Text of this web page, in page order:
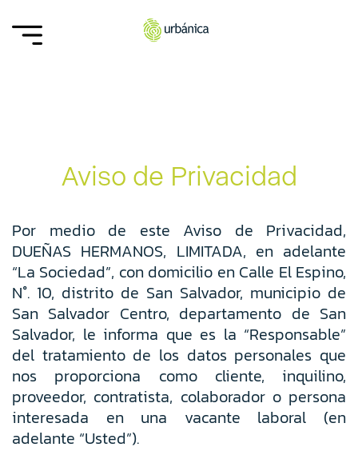
Aviso de Privacidad
Por medio de este Aviso de Privacidad,
DUEÑAS HERMANOS, LIMITADA, en adelante
“La Sociedad”, con domicilio en Calle El Espino,
N°. 10, distrito de San Salvador, municipio de
San Salvador Centro, departamento de San
Salvador, le informa que es la “Responsable”
del tratamiento de los datos personales que
nos proporciona como cliente, inquilino,
proveedor, contratista, colaborador o persona
interesada en una vacante laboral (en
adelante “Usted”).